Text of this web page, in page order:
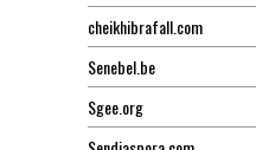
cheikhibrafall.com
Senebel.be
Sgee.org